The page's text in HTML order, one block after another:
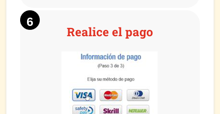
Realice el pago